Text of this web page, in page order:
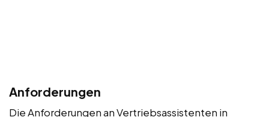
Anforderungen
Die Anforderungen an Vertriebsassistenten in